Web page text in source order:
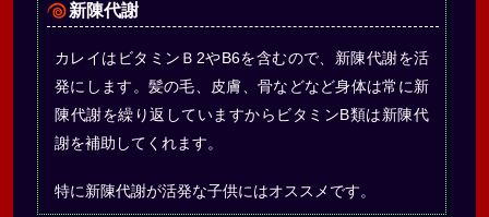
新陳代謝
カレイはビタミンＢ2やB6を含むので、新陳代謝を活
発にします。髪の毛、皮膚、骨などなど身体は常に新
陳代謝を繰り返していますからビタミンB類は新陳代
謝を補助してくれます。
特に新陳代謝が活発な子供にはオススメです。